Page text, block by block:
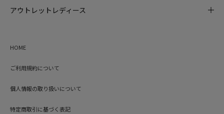
アウトレットレディース
HOME
ご利用規約について
個人情報の取り扱いについて
特定商取引に基づく表記